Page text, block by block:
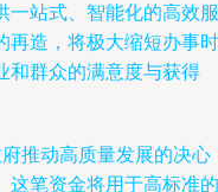
一站式、智能化的高效服
再造，将极大缩短办事时
和群众的满意度与获得
推动高质量发展的决心
这笔资金将用于高标准的